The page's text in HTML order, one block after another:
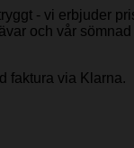
- vi erbjuder
och vår
faktura via Klarna.